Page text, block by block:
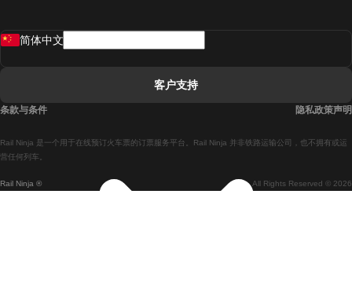
馬德里開往巴塞罗那的列車
Rail Ninja ® All Rights Reserved © 2026
Rail Ninja 是一个用于在线预订火车票的订票服务平台。Rail Ninja 并非铁路运输公司，也不拥有或运
营任何列车。
简体中文
客户支持
条款与条件 隐私政策声明